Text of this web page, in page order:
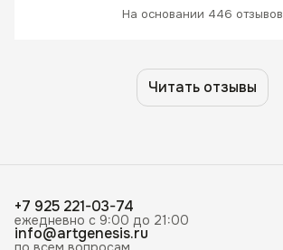
На основании 446 отзывов
Читать отзывы
+7 925 221-03-74
ежедневно с 9:00 до 21:00
info@artgenesis.ru